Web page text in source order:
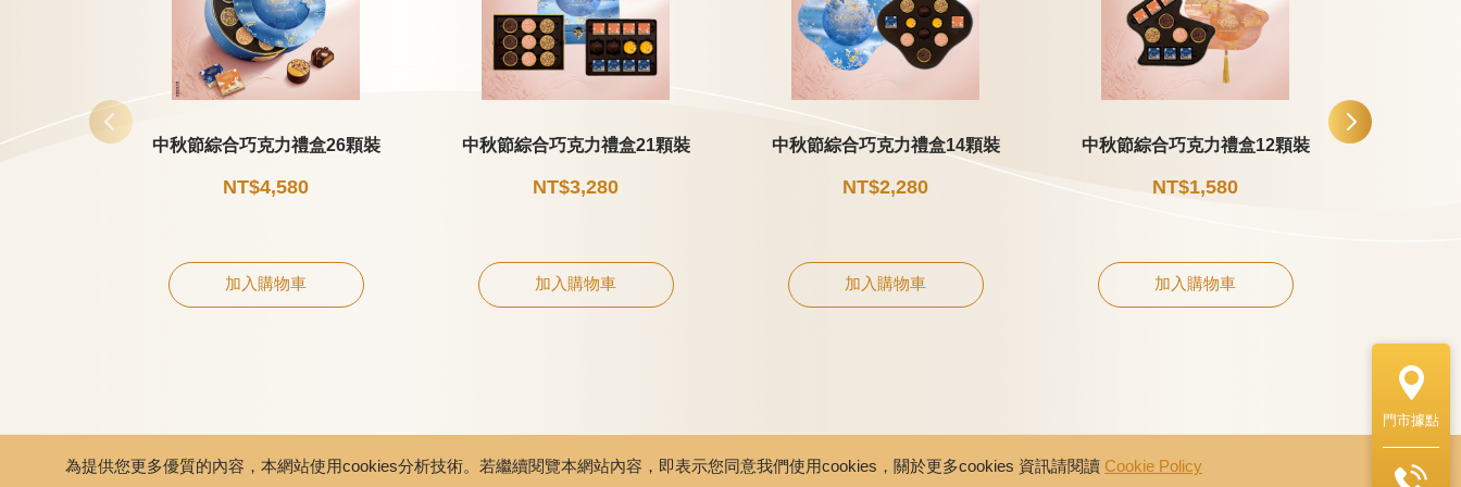
門市據點
中秋節綜合巧克力禮盒26顆裝
NT$4,580
加入購物車
中秋節綜合巧克力禮盒21顆裝
NT$3,280
加入購物車
中秋節綜合巧克力禮盒14顆裝
NT$2,280
加入購物車
中秋節綜合巧克力禮盒12顆裝
NT$1,580
加入購物車
為提供您更多優質的內容，本網站使用cookies分析技術。若繼續閱覽本網站內容，即表示您同意我們使用cookies，關於更多cookies 資訊請閱讀 Cookie Policy